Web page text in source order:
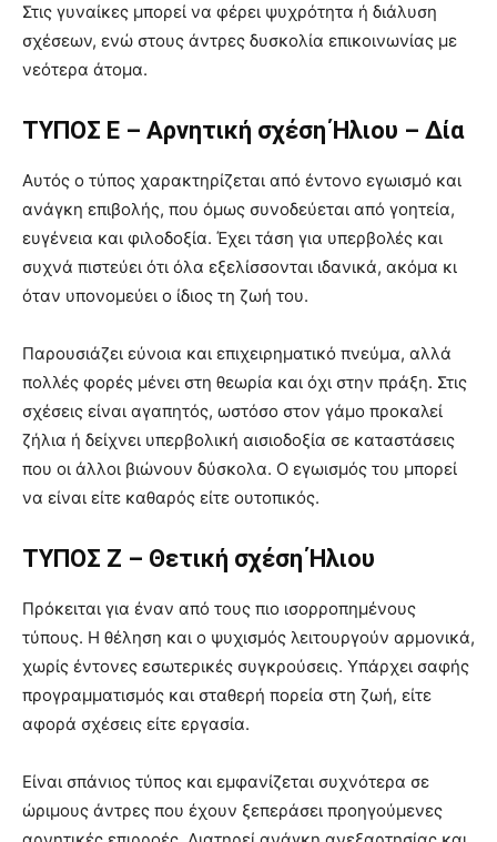
Στις γυναίκες μπορεί να φέρει ψυχρότητα ή διάλυση
σχέσεων, ενώ στους άντρες δυσκολία επικοινωνίας με
νεότερα άτομα.
ΤΥΠΟΣ Ε – Αρνητική σχέση Ήλιου – Δία
Αυτός ο τύπος χαρακτηρίζεται από έντονο εγωισμό και
ανάγκη επιβολής, που όμως συνοδεύεται από γοητεία,
ευγένεια και φιλοδοξία. Έχει τάση για υπερβολές και
συχνά πιστεύει ότι όλα εξελίσσονται ιδανικά, ακόμα κι
όταν υπονομεύει ο ίδιος τη ζωή του.
Παρουσιάζει εύνοια και επιχειρηματικό πνεύμα, αλλά
πολλές φορές μένει στη θεωρία και όχι στην πράξη. Στις
σχέσεις είναι αγαπητός, ωστόσο στον γάμο προκαλεί
ζήλια ή δείχνει υπερβολική αισιοδοξία σε καταστάσεις
που οι άλλοι βιώνουν δύσκολα. Ο εγωισμός του μπορεί
να είναι είτε καθαρός είτε ουτοπικός.
ΤΥΠΟΣ Ζ – Θετική σχέση Ήλιου
Πρόκειται για έναν από τους πιο ισορροπημένους
τύπους. Η θέληση και ο ψυχισμός λειτουργούν αρμονικά,
χωρίς έντονες εσωτερικές συγκρούσεις. Υπάρχει σαφής
προγραμματισμός και σταθερή πορεία στη ζωή, είτε
αφορά σχέσεις είτε εργασία.
Είναι σπάνιος τύπος και εμφανίζεται συχνότερα σε
ώριμους άντρες που έχουν ξεπεράσει προηγούμενες